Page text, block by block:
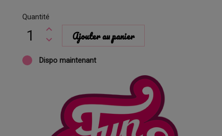
Quantité
Ajouter au panier
Dispo maintenant